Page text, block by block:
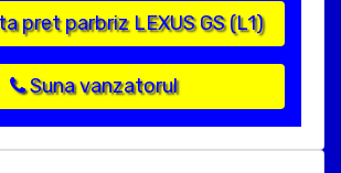
pret parbriz LEXUS GS (L1)
Suna vanzatorul